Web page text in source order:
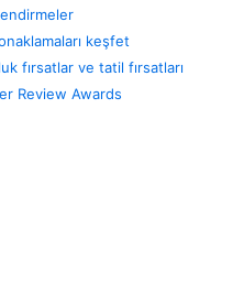
keşfet
fırsatlar ve tatil fırsatları
Review Awards